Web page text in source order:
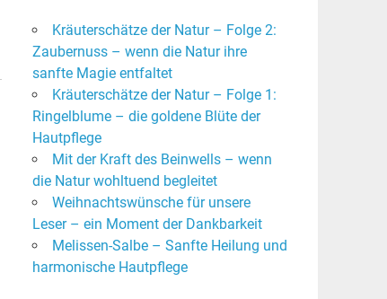
Kräuterschätze der Natur – Folge 2:
Zaubernuss – wenn die Natur ihre
sanfte Magie entfaltet
Kräuterschätze der Natur – Folge 1:
Ringelblume – die goldene Blüte der
Hautpflege
Mit der Kraft des Beinwells – wenn
die Natur wohltuend begleitet
Weihnachtswünsche für unsere
Leser – ein Moment der Dankbarkeit
Melissen-Salbe – Sanfte Heilung und
harmonische Hautpflege